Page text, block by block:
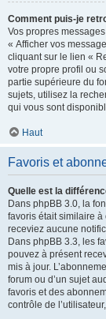
Comment puis-je
Vos propres
« Afficher vos
cliquant sur le lien «
votre propre profil ou
partie supérieure du
sujets, utilisez la
qui vous sont
Haut
Favoris et
Quelle est la
Dans phpBB 3.0, la
favoris était similaire
receviez aucune
Dans phpBB 3.3, les
pouvez à présent
mis à jour.
forum ou d’un sujet
favoris et des
contrôle de